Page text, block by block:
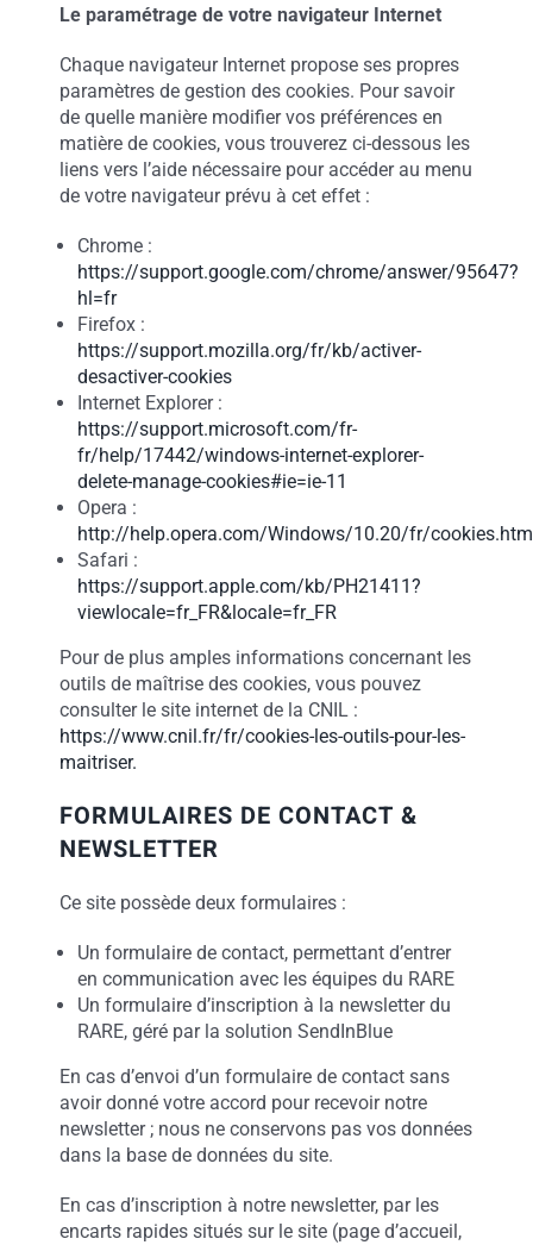
Le paramétrage de votre navigateur Internet
Chaque navigateur Internet propose ses propres
paramètres de gestion des cookies. Pour savoir
de quelle manière modifier vos préférences en
matière de cookies, vous trouverez ci-dessous les
liens vers l’aide nécessaire pour accéder au menu
de votre navigateur prévu à cet effet :
Chrome :
https://support.google.com/chrome/answer/95647?
hl=fr
Firefox :
https://support.mozilla.org/fr/kb/activer-
desactiver-cookies
Internet Explorer :
https://support.microsoft.com/fr-
fr/help/17442/windows-internet-explorer-
delete-manage-cookies#ie=ie-11
Opera :
http://help.opera.com/Windows/10.20/fr/
Safari :
https://support.apple.com/kb/PH21411?
viewlocale=fr_FR&locale=fr_FR
Pour de plus amples informations concernant les
outils de maîtrise des cookies, vous pouvez
consulter le site internet de la CNIL :
https://www.cnil.fr/fr/cookies-les-outils-pour-les-
maitriser.
FORMULAIRES DE CONTACT &
NEWSLETTER
Ce site possède deux formulaires :
Un formulaire de contact, permettant d’entrer
en communication avec les équipes du RARE
Un formulaire d’inscription à la newsletter du
RARE, géré par la solution SendInBlue
En cas d’envoi d’un formulaire de contact sans
avoir donné votre accord pour recevoir notre
newsletter ; nous ne conservons pas vos données
dans la base de données du site.
En cas d’inscription à notre newsletter, par les
encarts rapides situés sur le site (page d’accueil,